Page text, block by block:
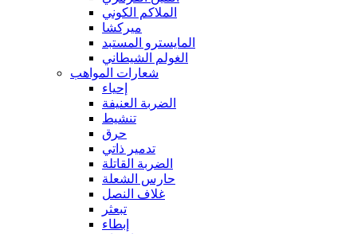
الملاكم الكوني
ميركشا
المايسترو المستبد
الغولم الشيطاني
شعارات المواهب
إحياء
الضربة العنيفة
تنشيط
حرق
تدمير ذاتي
الضربة القاتلة
حارس الشعلة
غلاف النصل
تبعثر
إبطاء